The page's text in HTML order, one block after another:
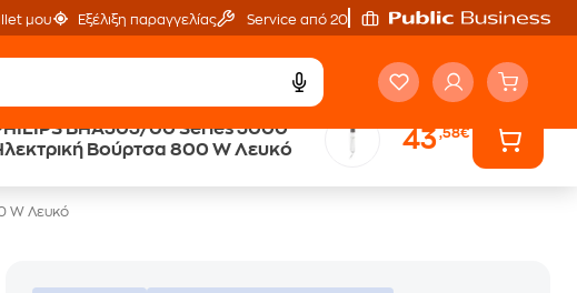
μου Εξέλιξη παραγγελίας Service από 20'
BHA303/00 Series 3000
Βούρτσα 800 W Λευκό
43,58€
Public επιστροφή €
W Λευκό